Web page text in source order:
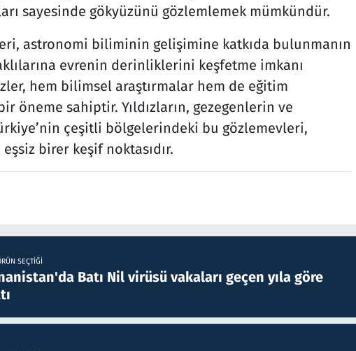
sayesinde gökyüzünü gözlemlemek mümkündür.
astronomi biliminin gelişimine katkıda bulunmanın
evrenin derinliklerini keşfetme imkanı
hem bilimsel araştırmalar hem de eğitim
öneme sahiptir. Yıldızların, gezegenlerin ve
çeşitli bölgelerindeki bu gözlemevleri,
birer keşif noktasıdır.
SEÇTIĞI
Batı Nil virüsü vakaları geçen yıla göre